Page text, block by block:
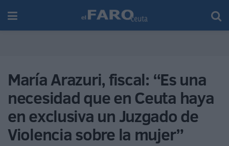
María Arazuri, fiscal: “Es una
necesidad que en Ceuta haya
en exclusiva un Juzgado de
Violencia sobre la mujer”